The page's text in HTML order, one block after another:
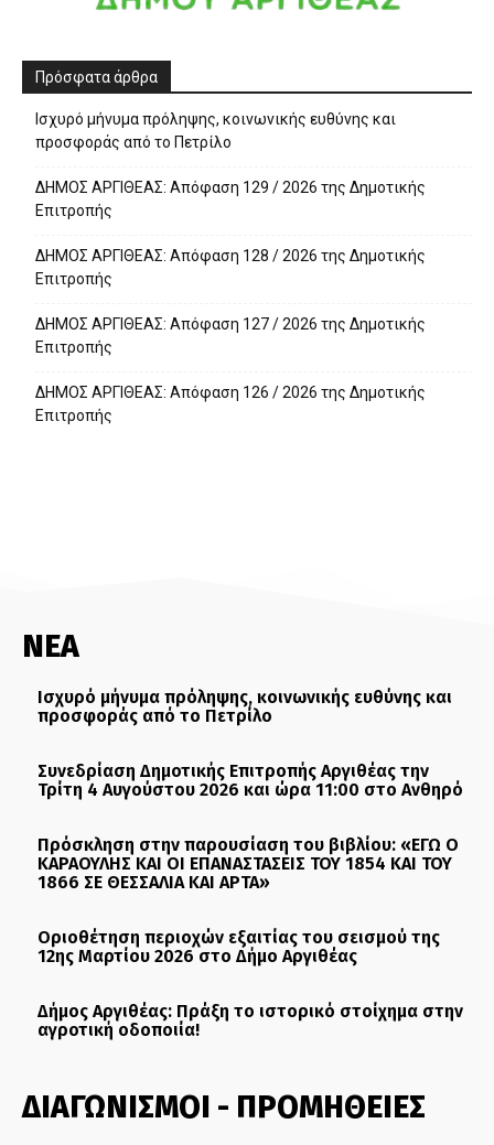
Πρόσφατα άρθρα
Ισχυρό μήνυμα πρόληψης, κοινωνικής ευθύνης και
προσφοράς από το Πετρίλο
ΔΗΜΟΣ ΑΡΓΙΘΕΑΣ: Απόφαση 129 / 2026 της Δημοτικής
Επιτροπής
ΔΗΜΟΣ ΑΡΓΙΘΕΑΣ: Απόφαση 128 / 2026 της Δημοτικής
Επιτροπής
ΔΗΜΟΣ ΑΡΓΙΘΕΑΣ: Απόφαση 127 / 2026 της Δημοτικής
Επιτροπής
ΔΗΜΟΣ ΑΡΓΙΘΕΑΣ: Απόφαση 126 / 2026 της Δημοτικής
Επιτροπής
ΝΕΑ
Ισχυρό μήνυμα πρόληψης, κοινωνικής ευθύνης και
προσφοράς από το Πετρίλο
Συνεδρίαση Δημοτικής Επιτροπής Αργιθέας την
Τρίτη 4 Αυγούστου 2026 και ώρα 11:00 στο Ανθηρό
Πρόσκληση στην παρουσίαση του βιβλίου: «ΕΓΩ Ο
ΚΑΡΑΟΥΛΗΣ ΚΑΙ ΟΙ ΕΠΑΝΑΣΤΑΣΕΙΣ ΤΟΥ 1854 ΚΑΙ ΤΟΥ
1866 ΣΕ ΘΕΣΣΑΛΙΑ ΚΑΙ ΑΡΤΑ»
Οριοθέτηση περιοχών εξαιτίας του σεισμού της
12ης Μαρτίου 2026 στο Δήμο Αργιθέας
Δήμος Αργιθέας: Πράξη το ιστορικό στοίχημα στην
αγροτική οδοποιία!
ΔΙΑΓΩΝΙΣΜΟΙ - ΠΡΟΜΗΘΕΙΕΣ